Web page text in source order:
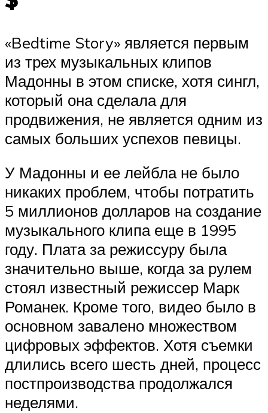
«Bedtime Story» является первым
из трех музыкальных клипов
Мадонны в этом списке, хотя сингл,
который она сделала для
продвижения, не является одним из
самых больших успехов певицы.
У Мадонны и ее лейбла не было
никаких проблем, чтобы потратить
5 миллионов долларов на создание
музыкального клипа еще в 1995
году. Плата за режиссуру была
значительно выше, когда за рулем
стоял известный режиссер Марк
Романек. Кроме того, видео было в
основном завалено множеством
цифровых эффектов. Хотя съемки
длились всего шесть дней, процесс
постпроизводства продолжался
неделями.